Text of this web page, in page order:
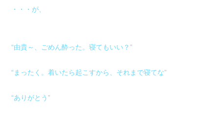
・・・が、
“由貴～、ごめん酔った。寝てもいい？”
“まったく。着いたら起こすから、それまで寝てな”
“ありがとう”